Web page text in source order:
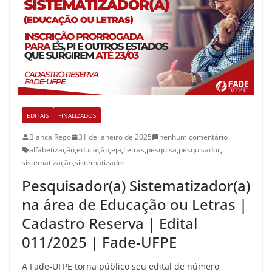
EDITAIS FINALIZADOS
Bianca Rego 31 de janeiro de 2025
nenhum comentário
alfabetização,educação,eja,Letras,pesquisa,pesquisador,
sistematização,sistematizador
Pesquisador(a) Sistematizador(a)
na área de Educação ou Letras |
Cadastro Reserva | Edital
011/2025 | Fade-UFPE
A Fade-UFPE torna público seu edital de número